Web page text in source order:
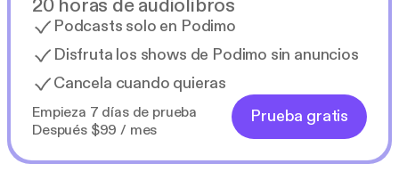
20 horas de audiolibros
Podcasts solo en Podimo
Disfruta los shows de Podimo sin anuncios
Cancela cuando quieras
Empieza 7 días de prueba
Después $99 / mes
Prueba gratis